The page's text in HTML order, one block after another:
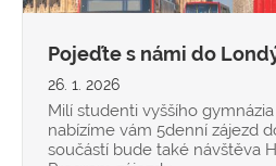
Pojeďte s námi do
26. 1. 2026
Milí studenti vyššího
nabízíme vám 5denní zájezd
součástí bude také návštěva